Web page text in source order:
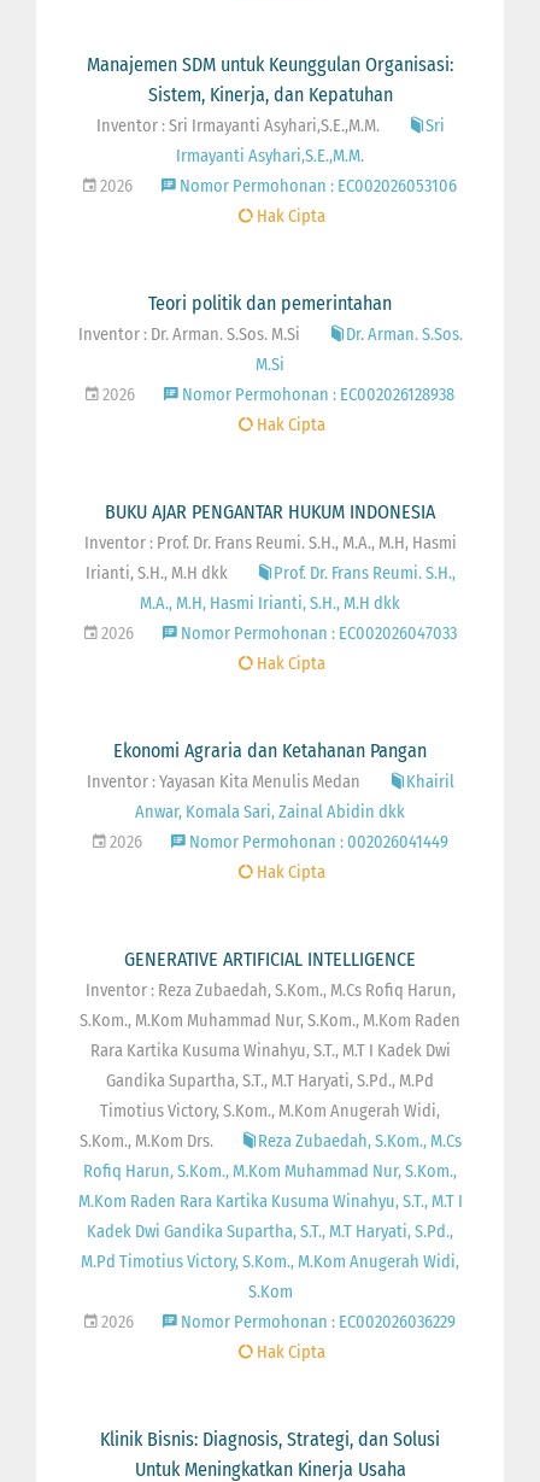
Manajemen SDM untuk Keunggulan Organisasi:
Sistem, Kinerja, dan Kepatuhan
Inventor : Sri Irmayanti Asyhari,S.E.,M.M.
Sri
Irmayanti Asyhari,S.E.,M.M.
2026
Nomor Permohonan : EC002026053106
Hak Cipta
Teori politik dan pemerintahan
Inventor : Dr. Arman. S.Sos. M.Si
Dr. Arman. S.Sos.
M.Si
2026
Nomor Permohonan : EC002026128938
Hak Cipta
BUKU AJAR PENGANTAR HUKUM INDONESIA
Inventor : Prof. Dr. Frans Reumi. S.H., M.A., M.H, Hasmi
Irianti, S.H., M.H dkk
Prof. Dr. Frans Reumi. S.H.,
M.A., M.H, Hasmi Irianti, S.H., M.H dkk
2026
Nomor Permohonan : EC002026047033
Hak Cipta
Ekonomi Agraria dan Ketahanan Pangan
Inventor : Yayasan Kita Menulis Medan
Khairil
Anwar, Komala Sari, Zainal Abidin dkk
2026
Nomor Permohonan : 002026041449
Hak Cipta
GENERATIVE ARTIFICIAL INTELLIGENCE
Inventor : Reza Zubaedah, S.Kom., M.Cs Rofiq Harun,
S.Kom., M.Kom Muhammad Nur, S.Kom., M.Kom Raden
Rara Kartika Kusuma Winahyu, S.T., M.T I Kadek Dwi
Gandika Supartha, S.T., M.T Haryati, S.Pd., M.Pd
Timotius Victory, S.Kom., M.Kom Anugerah Widi,
S.Kom., M.Kom Drs.
Reza Zubaedah, S.Kom., M.Cs
Rofiq Harun, S.Kom., M.Kom Muhammad Nur, S.Kom.,
M.Kom Raden Rara Kartika Kusuma Winahyu, S.T., M.T I
Kadek Dwi Gandika Supartha, S.T., M.T Haryati, S.Pd.,
M.Pd Timotius Victory, S.Kom., M.Kom Anugerah Widi,
S.Kom
2026
Nomor Permohonan : EC002026036229
Hak Cipta
Klinik Bisnis: Diagnosis, Strategi, dan Solusi
Untuk Meningkatkan Kinerja Usaha